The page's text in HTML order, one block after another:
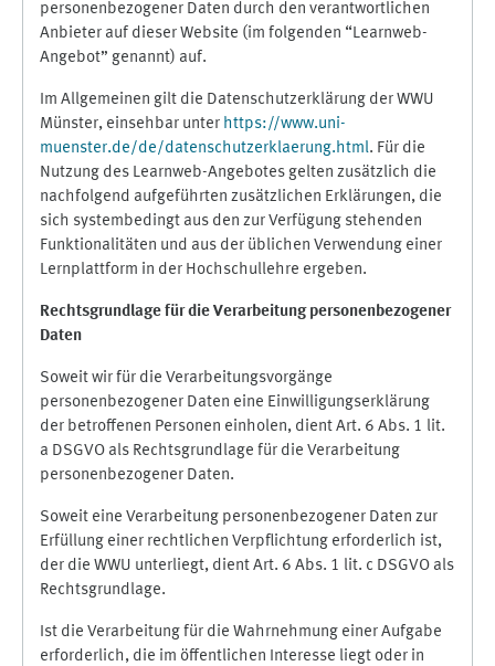
personenbezogener Daten durch den verantwortlichen
Anbieter auf dieser Website (im folgenden “Learnweb-
Angebot” genannt) auf.
Im Allgemeinen gilt die Datenschutzerklärung der WWU
Münster, einsehbar unter https://www.uni-
muenster.de/de/datenschutzerklaerung.html. Für die
Nutzung des Learnweb-Angebotes gelten zusätzlich die
nachfolgend aufgeführten zusätzlichen Erklärungen, die
sich systembedingt aus den zur Verfügung stehenden
Funktionalitäten und aus der üblichen Verwendung einer
Lernplattform in der Hochschullehre ergeben.
Rechtsgrundlage für die Verarbeitung personenbezogener
Daten
Soweit wir für die Verarbeitungsvorgänge
personenbezogener Daten eine Einwilligungserklärung
der betroffenen Personen einholen, dient Art. 6 Abs. 1 lit.
a DSGVO als Rechtsgrundlage für die Verarbeitung
personenbezogener Daten.
Soweit eine Verarbeitung personenbezogener Daten zur
Erfüllung einer rechtlichen Verpflichtung erforderlich ist,
der die WWU unterliegt, dient Art. 6 Abs. 1 lit. c DSGVO als
Rechtsgrundlage.
Ist die Verarbeitung für die Wahrnehmung einer Aufgabe
erforderlich, die im öffentlichen Interesse liegt oder in